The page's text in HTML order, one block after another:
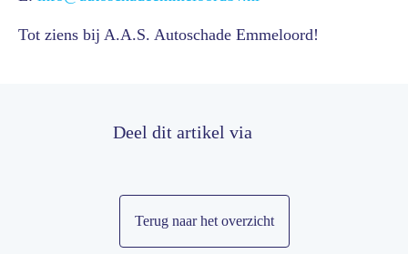
Tot ziens bij A.A.S. Autoschade Emmeloord!
Deel dit artikel via
Terug naar het overzicht